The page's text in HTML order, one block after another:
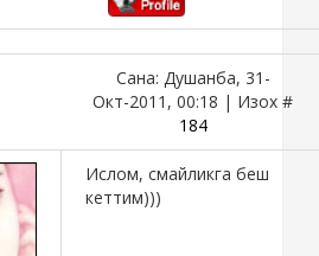
Сана: Душанба, 31-
Окт-2011, 00:18 | Изох #
184
Ислом, смайликга беш
кеттим)))